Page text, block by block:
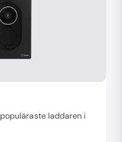
laddaren i